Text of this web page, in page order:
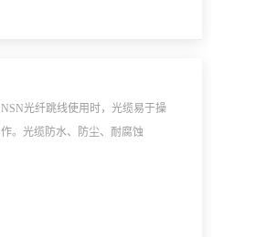
NSN光纤跳线使用时，光缆易于操
作。光缆防水、防尘、耐腐蚀